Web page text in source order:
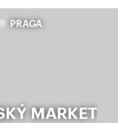
PRAGA
MARKET